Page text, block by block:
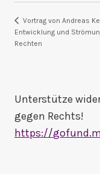
Vortrag von Andreas
Entwicklung und
Rechten
Unterstütze
gegen Rechts!
https://